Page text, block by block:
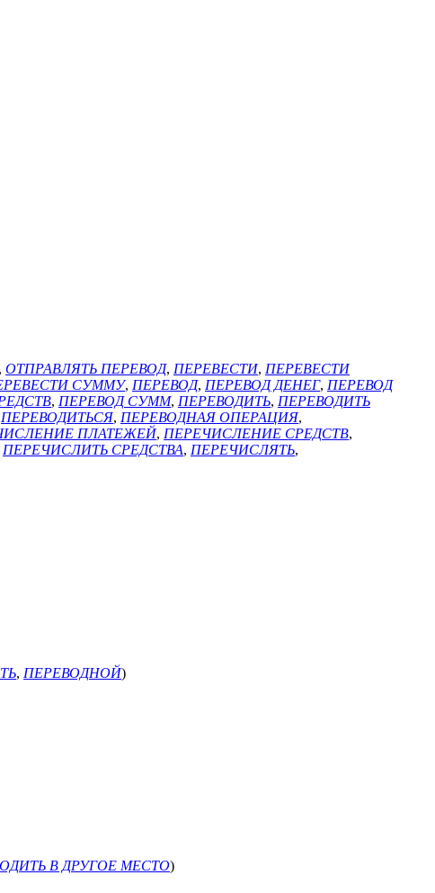
ОТПРАВЛЯТЬ ПЕРЕВОД, ПЕРЕВЕСТИ, ПЕРЕВЕСТИ
СУММУ, ПЕРЕВОД, ПЕРЕВОД ДЕНЕГ, ПЕРЕВОД
, ПЕРЕВОД СУММ, ПЕРЕВОДИТЬ, ПЕРЕВОДИТЬ
ПЕРЕВОДИТЬСЯ, ПЕРЕВОДНАЯ ОПЕРАЦИЯ,
ПЛАТЕЖЕЙ, ПЕРЕЧИСЛЕНИЕ СРЕДСТВ,
ПЕРЕЧИСЛИТЬ СРЕДСТВА, ПЕРЕЧИСЛЯТЬ,
, ПЕРЕВОДНОЙ)
В ДРУГОЕ МЕСТО)